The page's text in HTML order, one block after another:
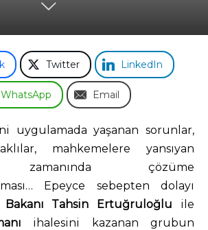
Twitter LinkedIn
WhatsApp Email
uygulamada yaşanan sorunlar,
mahkemelere yansıyan
zamanında çözüme
Epeyce sebepten dolayı
Bakanı Tahsin Ertuğruloğlu ile
ihalesini kazanan grubun